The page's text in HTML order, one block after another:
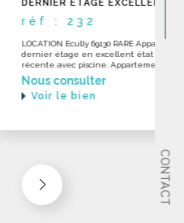
CONTACT
ÉTAT
toit-terrase en
dans une construction